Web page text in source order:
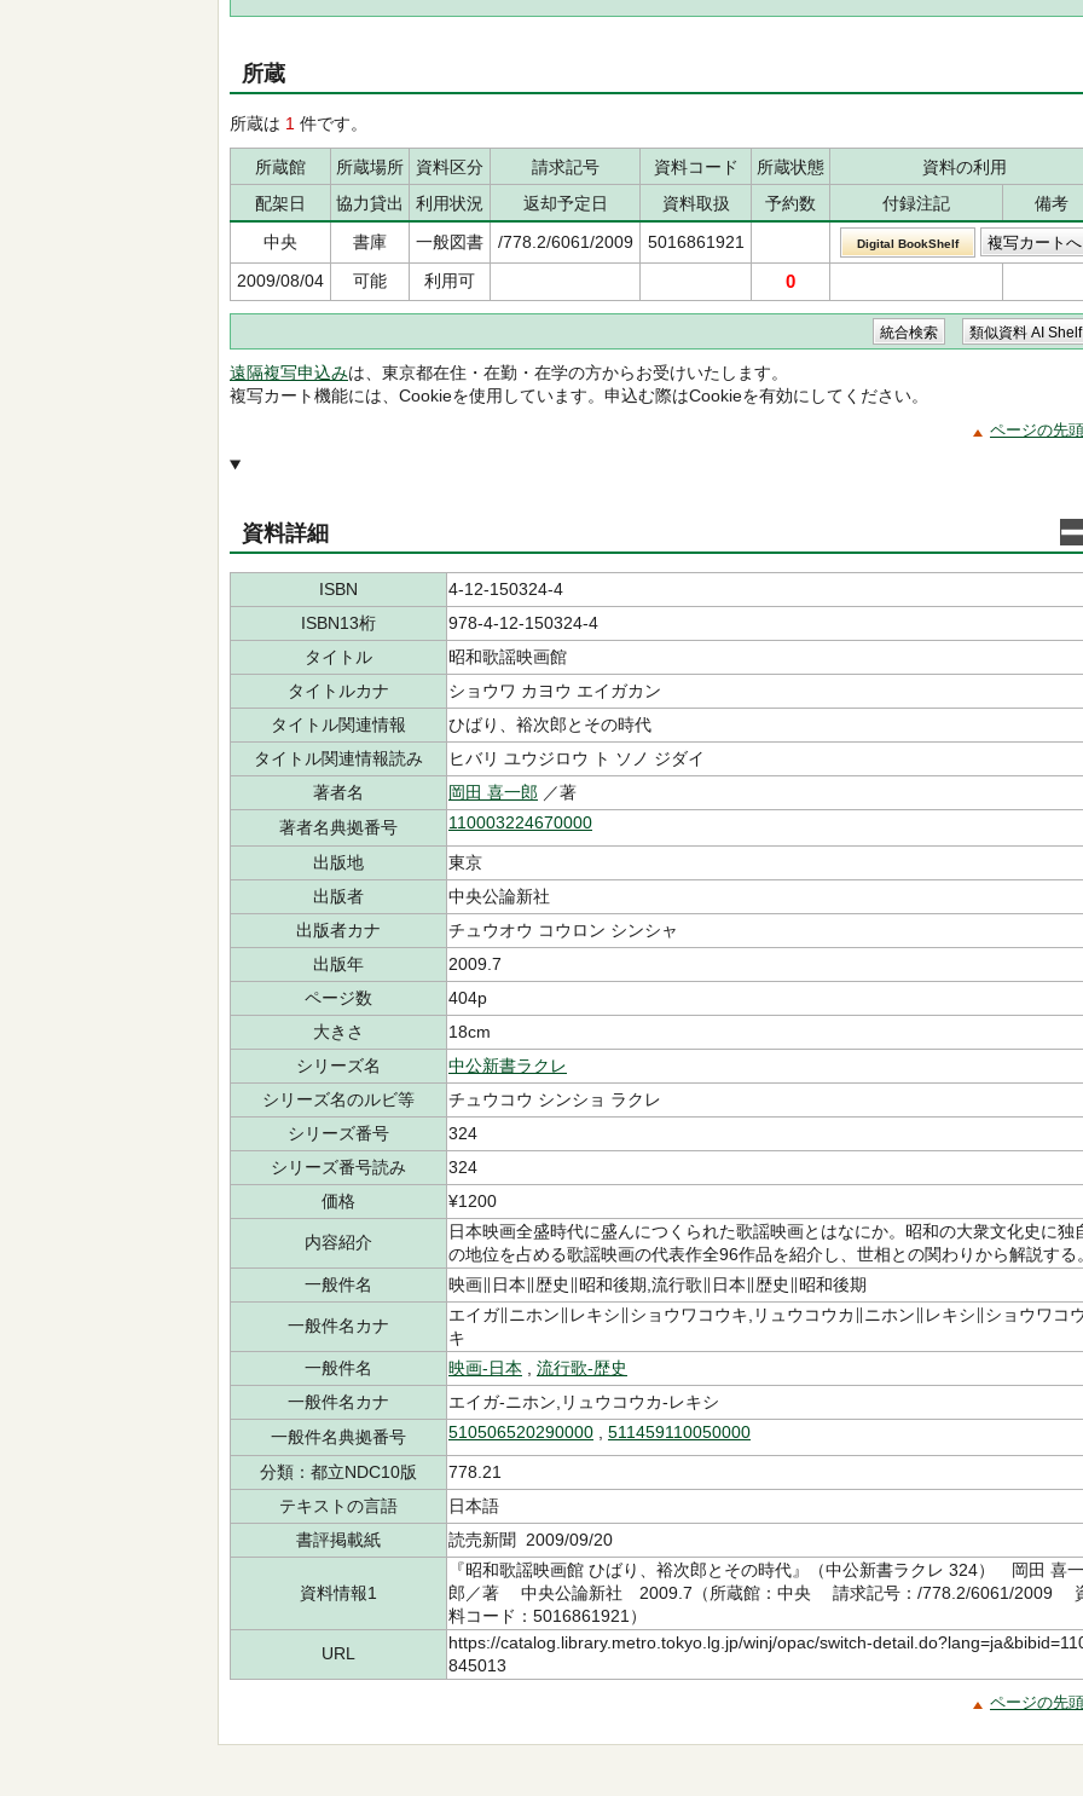
所蔵
所蔵は 1 件です。
所蔵館 所蔵場所 資料区分 請求記号 資料コード 所蔵状態
資料の利用
配架日
協力貸出 利用状況 返却予定日 資料取扱 予約数 付録注記
備考
中央
書庫 一般図書 /778.2/6061/2009 5016861921 Digital BookShelf
2009/08/04 可能 利用可 0
遠隔複写申込みは、東京都在住・在勤・在学の方からお受けいたします。
複写カート機能には、Cookieを使用しています。申込む際はCookieを有効にしてください。
ページの先
資料詳細
ISBN
4-12-150324-4
ISBN13桁
978-4-12-150324-4
タイトル
昭和歌謡映画館
タイトルカナ
ショウワ カヨウ エイガカン
タイトル関連情報
ひばり、裕次郎とその時代
タイトル関連情報読み
ヒバリ ユウジロウ ト ソノ ジダイ
著者名
岡田 喜一郎 ／著
著者名典拠番号
110003224670000
出版地
東京
出版者
中央公論新社
出版者カナ
チュウオウ コウロン シンシャ
出版年
2009.7
ページ数
404p
大きさ
18cm
シリーズ名
中公新書ラクレ
シリーズ名のルビ等
チュウコウ シンショ ラクレ
シリーズ番号
324
シリーズ番号読み
324
価格
¥1200
内容紹介
日本映画全盛時代に盛んにつくられた歌謡映画とはなにか。昭和の大衆文化史に独
の地位を占める歌謡映画の代表作全96作品を紹介し、世相との関わりから解説する
一般件名
映画∥日本∥歴史∥昭和後期,流行歌∥日本∥歴史∥昭和後期
一般件名カナ
エイガ∥ニホン∥レキシ∥ショウワコウキ,リュウコウカ∥ニホン∥レキシ∥ショウワコ
キ
一般件名
映画-日本
流行歌-歴史
一般件名カナ
エイガ-ニホン,リュウコウカ-レキシ
一般件名典拠番号
510506520290000 511459110050000
分類：都立NDC10版
778.21
テキストの言語
日本語
書評掲載紙
読売新聞 2009/09/20
資料情報1
『昭和歌謡映画館 ひばり、裕次郎とその時代』（中公新書ラクレ 324） 岡田 喜一
郎／著 中央公論新社 2009.7（所蔵館：中央 請求記号：/778.2/6061/2009
料コード：5016861921）
URL
https://catalog.library.metro.tokyo.lg.jp/winj/opac/switch-
845013
ページの先